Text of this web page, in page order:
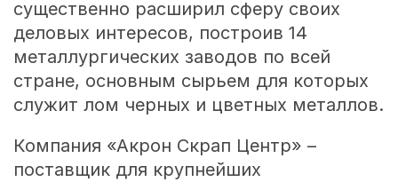
существенно расширил сферу своих
деловых интересов, построив 14
металлургических заводов по всей
стране, основным сырьем для которых
служит лом черных и цветных металлов.
Компания «Акрон Скрап Центр» –
поставщик для крупнейших